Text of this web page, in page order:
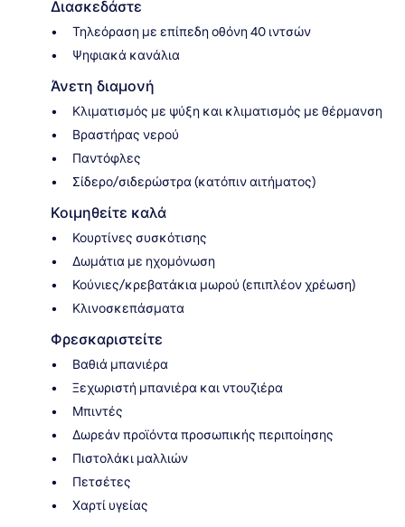
Διασκεδάστε
Τηλεόραση με επίπεδη οθόνη 40 ιντσών
Ψηφιακά κανάλια
Άνετη διαμονή
Κλιματισμός με ψύξη και κλιματισμός με θέρμανση
Βραστήρας νερού
Παντόφλες
Σίδερο/σιδερώστρα (κατόπιν αιτήματος)
Κοιμηθείτε καλά
Κουρτίνες συσκότισης
Δωμάτια με ηχομόνωση
Κούνιες/κρεβατάκια μωρού (επιπλέον χρέωση)
Κλινοσκεπάσματα
Φρεσκαριστείτε
Βαθιά μπανιέρα
Ξεχωριστή μπανιέρα και ντουζιέρα
Μπιντές
Δωρεάν προϊόντα προσωπικής περιποίησης
Πιστολάκι μαλλιών
Πετσέτες
Χαρτί υγείας